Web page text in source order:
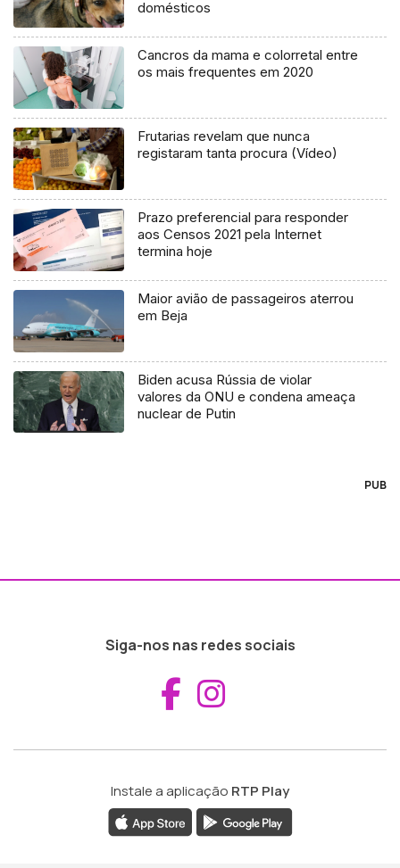
domésticos
Cancros da mama e colorretal entre
os mais frequentes em 2020
Frutarias revelam que nunca
registaram tanta procura (Vídeo)
Prazo preferencial para responder
aos Censos 2021 pela Internet
termina hoje
Maior avião de passageiros aterrou
em Beja
Biden acusa Rússia de violar
valores da ONU e condena ameaça
nuclear de Putin
PUB
Siga-nos nas redes sociais
Aceder ao
Instale a aplicação RTP Play